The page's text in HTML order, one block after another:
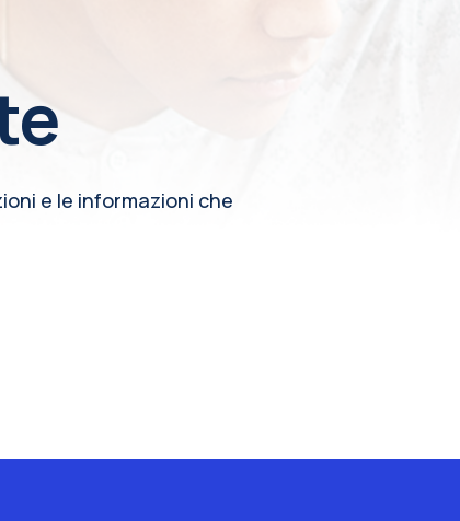
e le informazioni che